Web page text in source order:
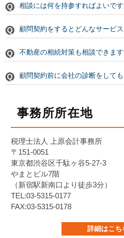
相談には何を持参すればよいです
顧問契約をするとどんなサービス
不動産の相続対策も相談できます
顧問契約前に会社の診断をしても
事務所所在地
税理士法人 上原会計事務所
〒151-0051
東京都渋谷区千駄ヶ谷5-27-3
やまとビル7階
（新宿駅新南口より徒歩3分）
TEL:03-5315-0177
FAX:03-5315-0178
詳細はこち